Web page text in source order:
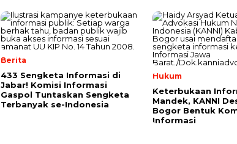
Berita
433 Sengketa Informasi di
Jabar! Komisi Informasi
Gaspol Tuntaskan Sengketa
Terbanyak se-Indonesia
Hukum
Keterbukaan
Mandek, KANNI
Bogor Bentuk
Informasi